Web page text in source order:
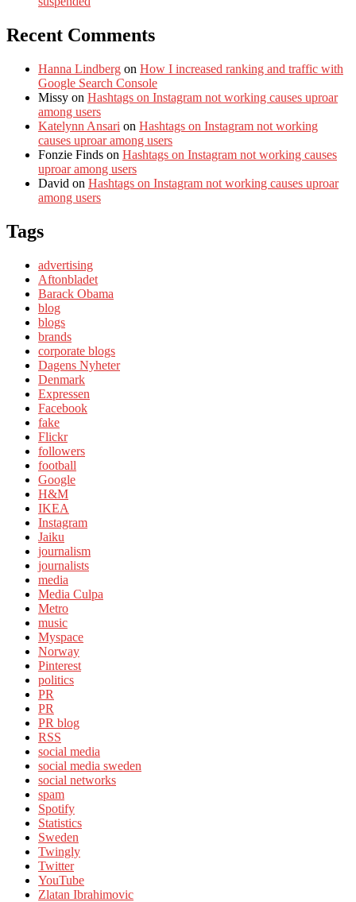
Recent Comments
Hanna Lindberg on How I increased ranking and traffic with
Google Search Console
Missy on Hashtags on Instagram not working causes uproar
among users
Katelynn Ansari on Hashtags on Instagram not working
causes uproar among users
Fonzie Finds on Hashtags on Instagram not working causes
uproar among users
David on Hashtags on Instagram not working causes uproar
among users
Tags
advertising
Aftonbladet
Barack Obama
blog
blogs
brands
corporate blogs
Dagens Nyheter
Denmark
Expressen
Facebook
fake
Flickr
followers
football
Google
H&M
IKEA
Instagram
Jaiku
journalism
journalists
media
Media Culpa
Metro
music
Myspace
Norway
Pinterest
politics
PR
PR
PR blog
RSS
social media
social media sweden
social networks
spam
Spotify
Statistics
Sweden
Twingly
Twitter
YouTube
Zlatan Ibrahimovic